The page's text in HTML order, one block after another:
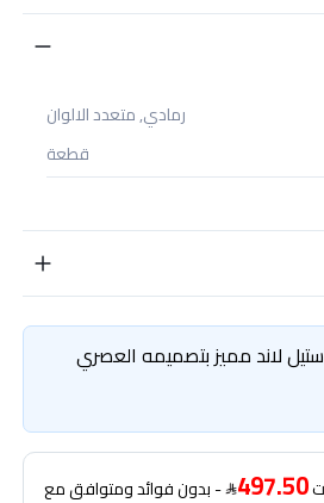
رمادي, متعدد الالوان
قطعة
لاند مميز بتصميمه العصري
497.50 - بدون فوائد ومتوافق مع